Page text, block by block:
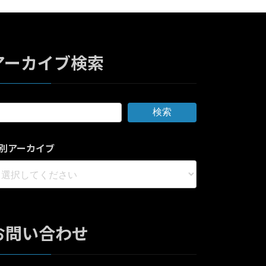
ーカイブ検索
検索
アーカイブ
問い合わせ